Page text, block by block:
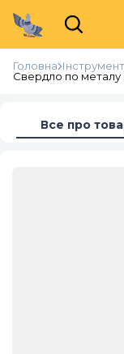
Головна
Свердло по
Все про